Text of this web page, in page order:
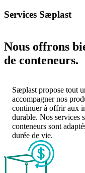
Services Sæplast
Nous offrons
de conteneurs.
Sæplast propose tout
accompagner nos
continuer à offrir aux
durable. Nos services
conteneurs sont
durée de vie.